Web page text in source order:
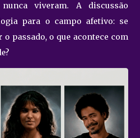
viveram. A discussão
para o campo afetivo: se
passado, o que acontece com